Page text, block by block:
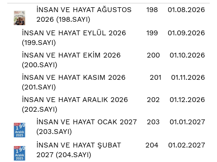
İNSAN VE HAYAT AĞUSTOS
2026 (198.SAYI)
198 01.08.2026
İNSAN VE HAYAT EYLÜL 2026
(199.SAYI)
199 01.09.2026
İNSAN VE HAYAT EKİM 2026
(200.SAYI)
200 01.10.2026
İNSAN VE HAYAT KASIM 2026
(201.SAYI)
201 01.11.2026
İNSAN VE HAYAT ARALIK 2026
(202.SAYI)
202 01.12.2026
İNSAN VE HAYAT OCAK 2027
(203.SAYI)
203 01.01.2027
İNSAN VE HAYAT ŞUBAT
2027 (204.SAYI)
204 01.02.2027